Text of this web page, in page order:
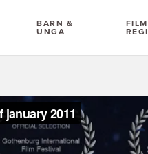
BARN &
UNGA